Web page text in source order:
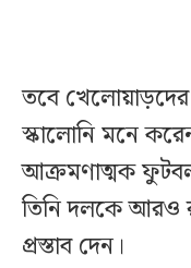
তবে খেলোয়াড়দের
স্কালোনি মনে
আক্রমণাত্মক
তিনি দলকে আরও
প্রস্তাব দেন।